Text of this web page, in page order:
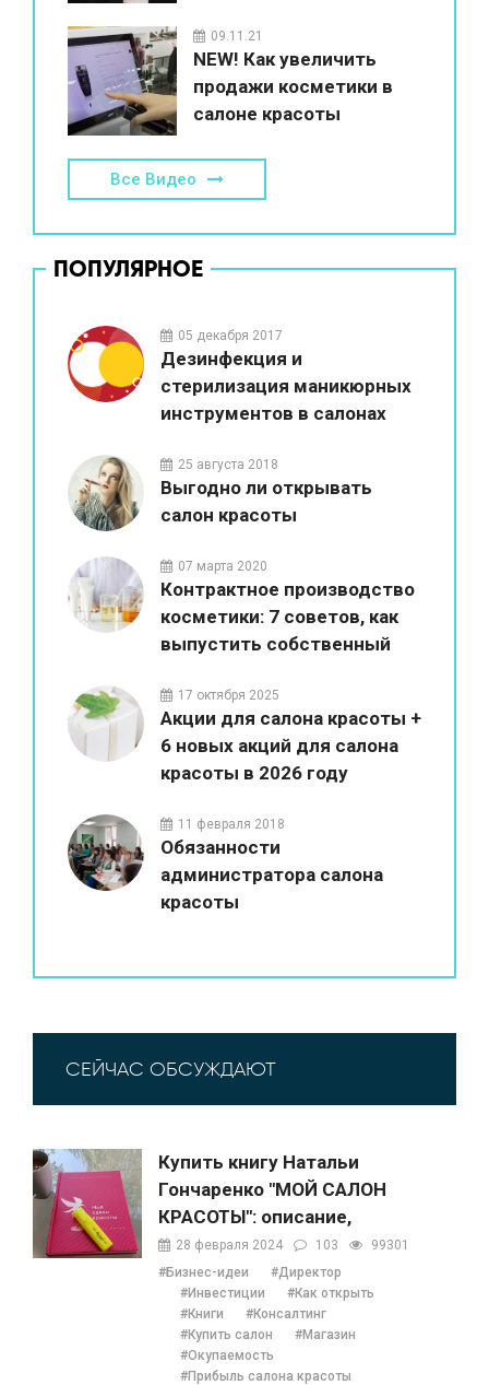
09.11.21
NEW! Как увеличить
продажи косметики в
салоне красоты
Все Видео
ПОПУЛЯРНОЕ
05 декабря 2017
Дезинфекция и
стерилизация маникюрных
инструментов в салонах
25 августа 2018
Выгодно ли открывать
салон красоты
07 марта 2020
Контрактное производство
косметики: 7 советов, как
выпустить собственный
17 октября 2025
Акции для салона красоты +
6 новых акций для салона
красоты в 2026 году
11 февраля 2018
Обязанности
администратора салона
красоты
СЕЙЧАС ОБСУЖДАЮТ
Купить книгу Натальи
Гончаренко "МОЙ САЛОН
КРАСОТЫ": описание,
содержание, отзывы,
бонусы и 1 глава
28 февраля 2024 103
99301
#Бизнес-идеи
#Директор
#Инвестиции
#Как открыть
#Книги
#Консалтинг
#Купить салон
#Магазин
#Окупаемость
#Прибыль салона красоты